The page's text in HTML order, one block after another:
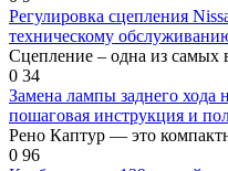
Регулировка сцепления
техническому
Сцепление – одна из самых
0 34
Замена лампы заднего
пошаговая инструкция и
Рено Каптур — это
0 96